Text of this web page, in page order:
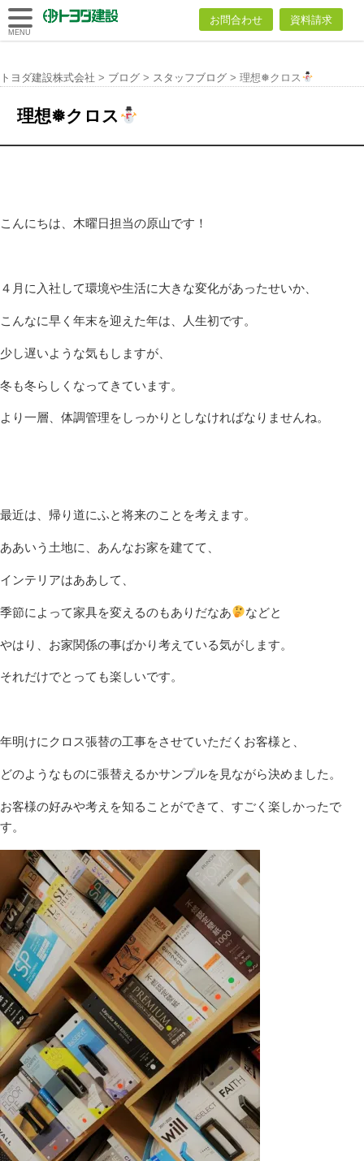
トヨダ建設
お問合わせ 資料請求
MENU
トヨダ建設株式会社 > ブログ > スタッフブログ > 理想❅クロス
理想❅クロス
こんにちは、木曜日担当の原山です！
４月に入社して環境や生活に大きな変化があったせいか、
こんなに早く年末を迎えた年は、人生初です。
少し遅いような気もしますが、
冬も冬らしくなってきています。
より一層、体調管理をしっかりとしなければなりませんね。
最近は、帰り道にふと将来のことを考えます。
ああいう土地に、あんなお家を建てて、
インテリアはああして、
季節によって家具を変えるのもありだなあ などと
やはり、お家関係の事ばかり考えている気がします。
それだけでとっても楽しいです。
年明けにクロス張替の工事をさせていただくお客様と、
どのようなものに張替えるかサンプルを見ながら決めました。
お客様の好みや考えを知ることができて、すごく楽しかったで
す。